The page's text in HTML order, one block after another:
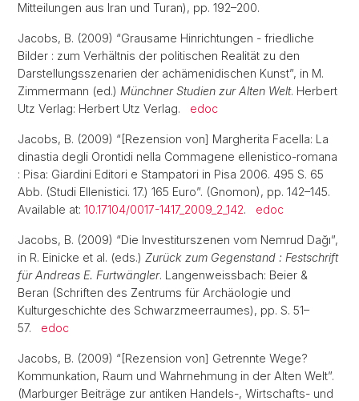
Mitteilungen aus Iran und Turan), pp. 192–200.
Jacobs, B. (2009) “Grausame Hinrichtungen - friedliche
Bilder : zum Verhältnis der politischen Realität zu den
Darstellungsszenarien der achämenidischen Kunst”, in M.
Zimmermann (ed.) Münchner Studien zur Alten Welt. Herbert
Utz Verlag: Herbert Utz Verlag. edoc
Jacobs, B. (2009) “[Rezension von] Margherita Facella: La
dinastia degli Orontidi nella Commagene ellenistico-romana
: Pisa: Giardini Editori e Stampatori in Pisa 2006. 495 S. 65
Abb. (Studi Ellenistici. 17.) 165 Euro”. (Gnomon), pp. 142–145.
Available at: 10.17104/0017-1417_2009_2_142. edoc
Jacobs, B. (2009) “Die Investiturszenen vom Nemrud Dağı”,
in R. Einicke et al. (eds.) Zurück zum Gegenstand : Festschrift
für Andreas E. Furtwängler. Langenweissbach: Beier &
Beran (Schriften des Zentrums für Archäologie und
Kulturgeschichte des Schwarzmeerraumes), pp. S. 51–
57. edoc
Jacobs, B. (2009) “[Rezension von] Getrennte Wege?
Kommunkation, Raum und Wahrnehmung in der Alten Welt”.
(Marburger Beiträge zur antiken Handels-, Wirtschafts- und